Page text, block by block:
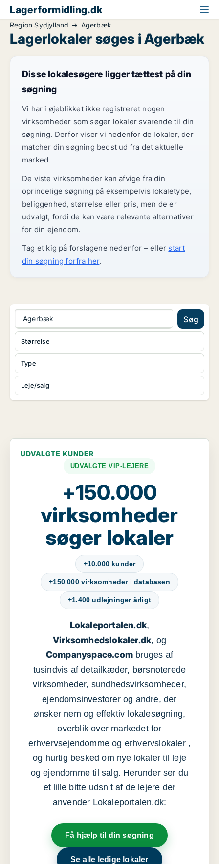
Lagerformidling.dk
Region Sydjylland Agerbæk
Lagerlokaler søges i Agerbæk
Disse lokalesøgere ligger tættest på din
søgning
Vi har i øjeblikket ikke registreret nogen
virksomheder som søger lokaler svarende til din
søgning. Derfor viser vi nedenfor de lokaler, der
matcher din søgning bedst ud fra det aktuelle
marked.
De viste virksomheder kan afvige fra din
oprindelige søgning på eksempelvis lokaletype,
beliggenhed, størrelse eller pris, men de er
udvalgt, fordi de kan være relevante alternativer
for din ejendom.
Tag et kig på forslagene nedenfor – eller start
din søgning forfra her.
Agerbæk Søg
Type
Leje/salg
Størrelse
UDVALGTE KUNDER
UDVALGTE VIP-LEJERE
+150.000
virksomheder
søger lokaler
+10.000 kunder
+150.000 virksomheder i databasen
+1.400 udlejninger årligt
Lokaleportalen.dk,
Virksomhedslokaler.dk, og
Companyspace.com bruges af
tusindvis af detailkæder, børsnoterede
virksomheder, sundhedsvirksomheder,
ejendomsinvestorer og andre, der
ønsker nem og effektiv lokalesøgning,
overblik over markedet for
erhvervsejendomme og erhvervslokaler ,
og hurtig besked om nye lokaler til leje
og ejendomme til salg. Herunder ser du
et lille bitte udsnit af de lejere der
anvender Lokaleportalen.dk:
Få hjælp til din søgning
Se alle ledige lokaler